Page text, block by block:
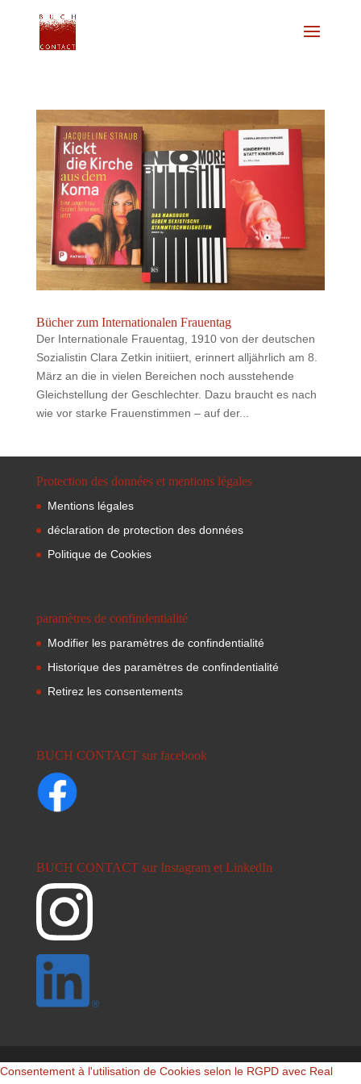
Bücher zum Internationalen Frauentag
Der Internationale Frauentag, 1910 von der deutschen
Sozialistin Clara Zetkin initiiert, erinnert alljährlich am 8.
März an die in vielen Bereichen noch ausstehende
Gleichstellung der Geschlechter. Dazu braucht es nach
wie vor starke Frauenstimmen – auf der...
Protection des données et mentions légales
Mentions légales
déclaration de protection des données
Politique de Cookies
paramètres de confindentialité
Modifier les paramètres de confindentialité
Historique des paramètres de confindentialité
Retirez les consentements
BUCH CONTACT sur facebook
BUCH CONTACT sur Instagram et LinkedIn
Consentement à l'utilisation de Cookies selon le RGPD avec Real